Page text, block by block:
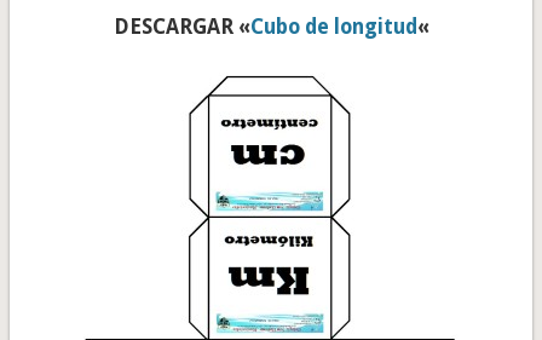
DESCARGAR «Cubo de longitud «